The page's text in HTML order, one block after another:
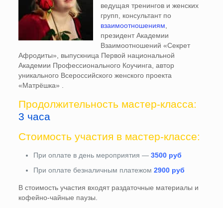
ведущая тренингов и женских
групп, консультант по
взаимоотношениям
президент Академии
Взаимоотношений «Cекрет
Афродиты», выпускница Первой национальной
Академии Профессионального Коучинга, автор
уникального Всероссийского женского проекта
«Матрёшка» .
Продолжительность мастер-класса:
3 часа
Стоимость участия в мастер-классе:
При оплате в день мероприятия — 3500 руб
При оплате безналичным платежом 2900 руб
В стоимость участия входят раздаточные материалы и
кофейно-чайные паузы.